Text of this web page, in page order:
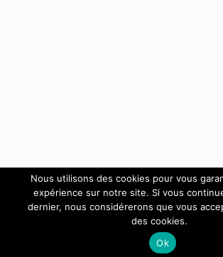
Nous utilisons des cookies pour vous
expérience sur notre site. Si vous
dernier, nous considérerons que vous
des cookies.
Ok